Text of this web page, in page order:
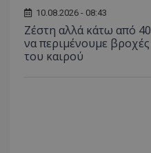
10.08.2026 - 08:43
Ζέστη αλλά κάτω από
να περιμένουμε βροχές
του καιρού